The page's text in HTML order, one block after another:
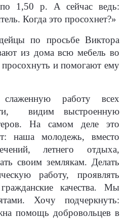
1,50 р. А сейчас ведь:
Когда это просохнет?»
по просьбе Виктора
из дома всю мебель во
и помогают ему
работу всех
видим выстроенную
На самом деле это
наша молодежь, вместо
летнего отдыха,
своим землякам. Делать
работу, проявлять
качества. Мы
Хочу подчеркнуть:
помощь добровольцев в